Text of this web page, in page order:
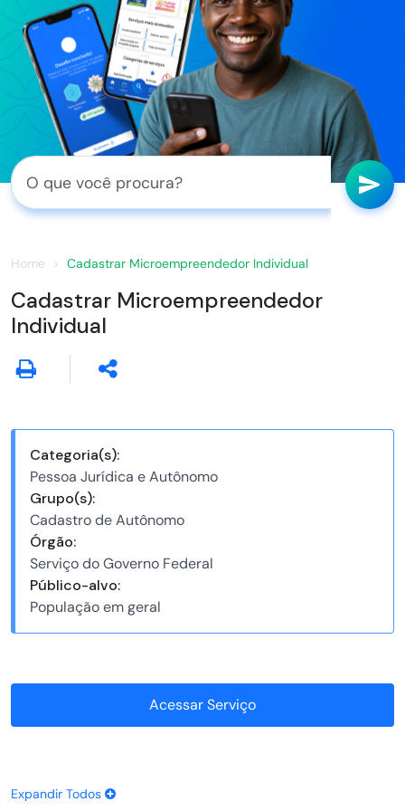
Home Cadastrar Microempreendedor Individual
Cadastrar Microempreendedor
Individual
Categoria(s):
Pessoa Jurídica e Autônomo
Grupo(s):
Cadastro de Autônomo
Órgão:
Serviço do Governo Federal
Público-alvo:
População em geral
Acessar Serviço
Expandir Todos